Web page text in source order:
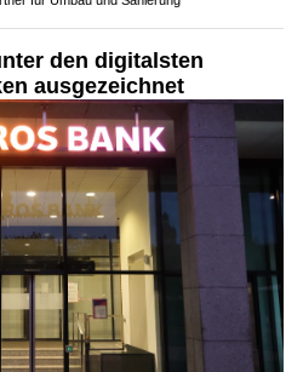
den digitalsten
ausgezeichnet